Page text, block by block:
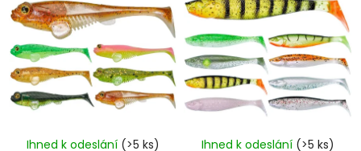
Ihned k odeslání (>5 ks) Ihned k odeslání (>5 ks)